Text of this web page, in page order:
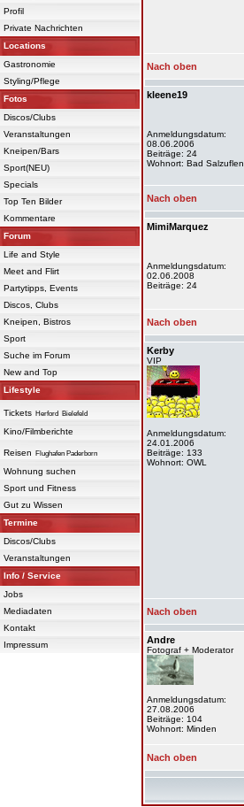
Profil
Private Nachrichten
Locations
Gastronomie
Styling/Pflege
Fotos
Discos/Clubs
Veranstaltungen
Kneipen/Bars
Sport(NEU)
Specials
Top Ten Bilder
Kommentare
Forum
Life and Style
Meet and Flirt
Partytipps, Events
Discos, Clubs
Kneipen, Bistros
Sport
Suche im Forum
New and Top
Lifestyle
Tickets Herford Bielefeld
Kino/Filmberichte
Reisen Flughafen Paderborn
Wohnung suchen
Sport und Fitness
Gut zu Wissen
Termine
Discos/Clubs
Veranstaltungen
Info / Service
Jobs
Mediadaten
Kontakt
Impressum
Nach oben
kleene19
Anmeldungsdatum:
08.06.2006
Beiträge: 24
Wohnort: Bad Salzuflen
Nach oben
MimiMarquez
Anmeldungsdatum:
02.06.2008
Beiträge: 24
Nach oben
Kerby
VIP
Anmeldungsdatum:
24.01.2006
Beiträge: 133
Wohnort: OWL
Nach oben
Andre
Fotograf + Moderator
Anmeldungsdatum:
27.08.2006
Beiträge: 104
Wohnort: Minden
Nach oben